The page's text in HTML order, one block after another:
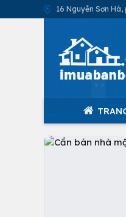
16 Nguyễn Sơn